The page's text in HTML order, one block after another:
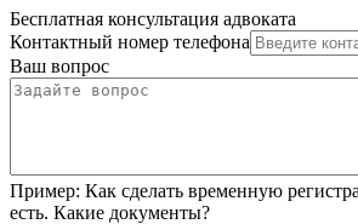
Бесплатная консультация адвоката
Контактный номер телефона
Ваш вопрос
Пример: Как сделать временную
есть. Какие документы?